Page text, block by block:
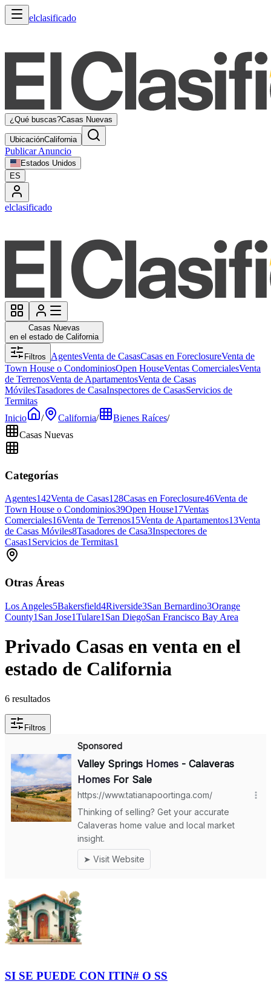
elclasificado
¿Qué buscas?Casas Nuevas
UbicaciónCalifornia
Publicar Anuncio
Estados Unidos
ES
elclasificado
Casas Nuevas
en el estado de California
Filtros AgentesVenta de CasasCasas en ForeclosureVenta de
Town House o CondominiosOpen HouseVentas ComercialesVenta
de TerrenosVenta de ApartamentosVenta de Casas
MóvilesTasadores de CasaInspectores de CasasServicios de
Termitas
Inicio
/ California/ Bienes Raíces/
Casas Nuevas
Categorías
Agentes142Venta de Casas128Casas en Foreclosure46Venta de
Town House o Condominios39Open House17Ventas
Comerciales16Venta de Terrenos15Venta de Apartamentos13Venta
de Casas Móviles8Tasadores de Casa3Inspectores de
Casas1Servicios de Termitas1
Otras Áreas
Los Angeles5Bakersfield4Riverside3San Bernardino3Orange
County1 San Jose1Tulare1 San DiegoSan Francisco Bay Area
Privado Casas en venta en el
estado de California
6 resultados
Filtros
SI SE PUEDE CON ITIN# O SS